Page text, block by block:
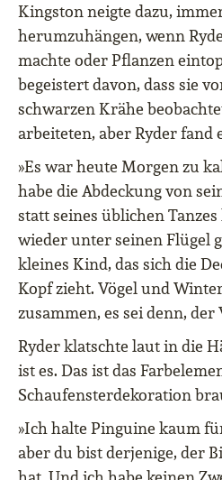
Kingston neigte dazu,
herumzuhängen, wenn
machte oder Pflanzen
begeistert davon, dass sie
schwarzen Krähe
arbeiteten, aber Ryder fand
»Es war heute Morgen zu
habe die Abdeckung von
statt seines üblichen
wieder unter seinen Flügel
kleines Kind, das sich die
Kopf zieht. Vögel und
zusammen, es sei denn,
Ryder klatschte laut in die
ist es. Das ist das
Schaufensterdekoration
»Ich halte Pinguine kaum
aber du bist derjenige, der